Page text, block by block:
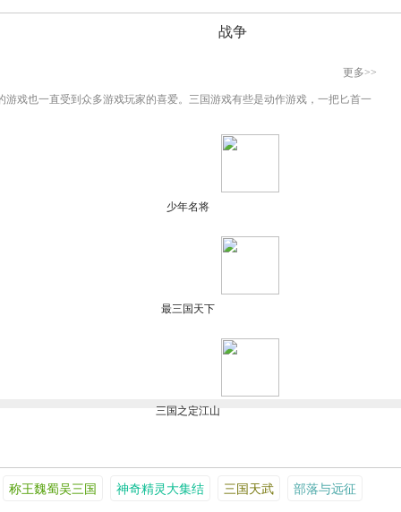
战争
更多>>
戏也一直受到众多游戏玩家的喜爱。三国游戏有些是动作游戏，一把匕首一
少年名将
最三国天下
三国之定江山
称王魏蜀吴三国 神奇精灵大集结 三国天武 部落与远征